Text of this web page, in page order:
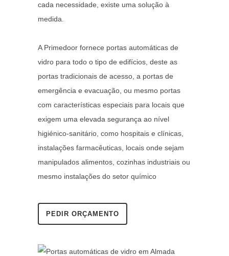
cada necessidade, existe uma solução à
medida.
A Primedoor fornece portas automáticas de
vidro para todo o tipo de edifícios, deste as
portas tradicionais de acesso, a portas de
emergência e evacuação, ou mesmo portas
com características especiais para locais que
exigem uma elevada segurança ao nível
higiénico-sanitário, como hospitais e clínicas,
instalações farmacêuticas, locais onde sejam
manipulados alimentos, cozinhas industriais ou
mesmo instalações do setor químico
PEDIR ORÇAMENTO